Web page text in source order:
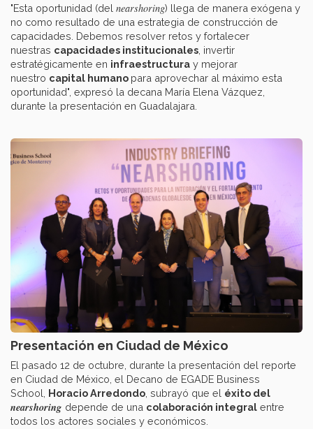
"Esta oportunidad (del nearshoring) llega de manera exógena y
no como resultado de una estrategia de construcción de
capacidades. Debemos resolver retos y fortalecer
nuestras capacidades institucionales , invertir
estratégicamente en infraestructura y mejorar
nuestro capital humano para aprovechar al máximo esta
oportunidad", expresó la decana María Elena Vázquez,
durante la presentación en Guadalajara.
Presentación en Ciudad de México
El pasado 12 de octubre, durante la presentación del reporte
en Ciudad de México, el Decano de EGADE Business
School, Horacio Arredondo , subrayó que el éxito del
nearshoring depende de una colaboración integral entre
todos los actores sociales y económicos.